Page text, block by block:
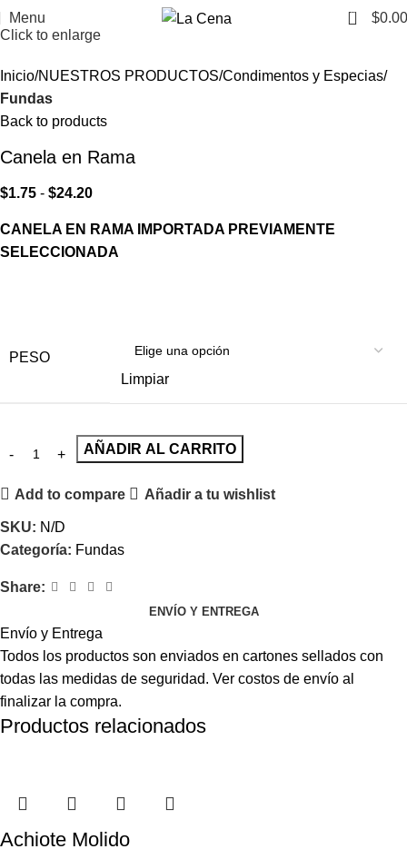
Menu 0 $0.00
Click to enlarge
Inicio NUESTROS PRODUCTOS Condimentos y Especias
Fundas
Back to products
Canela en Rama
$1.75 - $24.20
CANELA EN RAMA IMPORTADA PREVIAMENTE
SELECCIONADA
PESO
Limpiar
AÑADIR AL CARRITO
Add to compare Añadir a tu wishlist
SKU: N/D
Categoría: Fundas
Share:
ENVÍO Y ENTREGA
Envío y Entrega
Todos los productos son enviados en cartones sellados con
todas las medidas de seguridad. Ver costos de envío al
finalizar la compra.
Productos relacionados
Achiote Molido